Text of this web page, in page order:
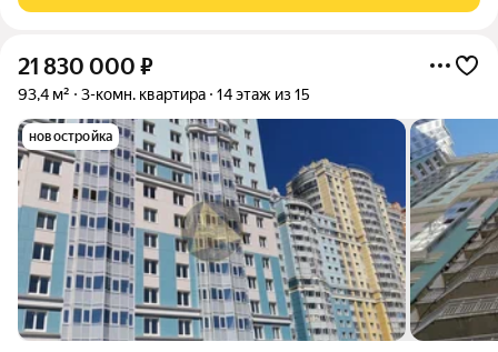
21 830 000 ₽
93,4 м² 3-комн. квартира 14 этаж из 15
новостройка